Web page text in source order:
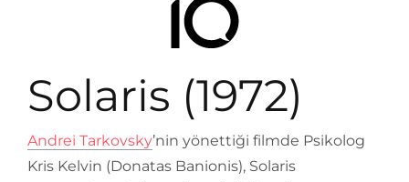
Solaris (1972)
Andrei Tarkovsky’nin yönettiği filmde Psikolog
Kris Kelvin (Donatas Banionis), Solaris